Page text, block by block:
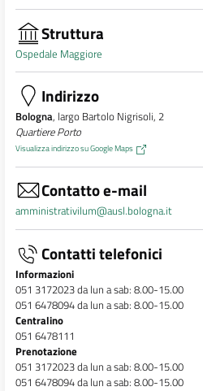
Struttura
Ospedale Maggiore
Indirizzo
Bologna, largo Bartolo Nigrisoli, 2
Quartiere Porto
Visualizza indirizzo su Google Maps
Contatto e-mail
amministrativilum@ausl.bologna.it
Contatti telefonici
Informazioni
051 3172023 da lun a sab: 8.00-15.00
051 6478094 da lun a sab: 8.00-15.00
Centralino
051 6478111
Prenotazione
051 3172023 da lun a sab: 8.00-15.00
051 6478094 da lun a sab: 8.00-15.00